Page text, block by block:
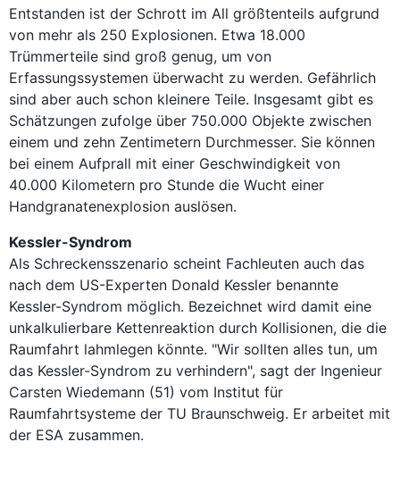
Entstanden ist der Schrott im All größtenteils aufgrund
von mehr als 250 Explosionen. Etwa 18.000
Trümmerteile sind groß genug, um von
Erfassungssystemen überwacht zu werden. Gefährlich
sind aber auch schon kleinere Teile. Insgesamt gibt es
Schätzungen zufolge über 750.000 Objekte zwischen
einem und zehn Zentimetern Durchmesser. Sie können
bei einem Aufprall mit einer Geschwindigkeit von
40.000 Kilometern pro Stunde die Wucht einer
Handgranatenexplosion auslösen.
Kessler-Syndrom
Als Schreckensszenario scheint Fachleuten auch das
nach dem US-Experten Donald Kessler benannte
Kessler-Syndrom möglich. Bezeichnet wird damit eine
unkalkulierbare Kettenreaktion durch Kollisionen, die die
Raumfahrt lahmlegen könnte. "Wir sollten alles tun, um
das Kessler-Syndrom zu verhindern", sagt der Ingenieur
Carsten Wiedemann (51) vom Institut für
Raumfahrtsysteme der TU Braunschweig. Er arbeitet mit
der ESA zusammen.